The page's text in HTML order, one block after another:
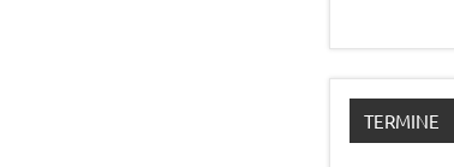
TERMINE